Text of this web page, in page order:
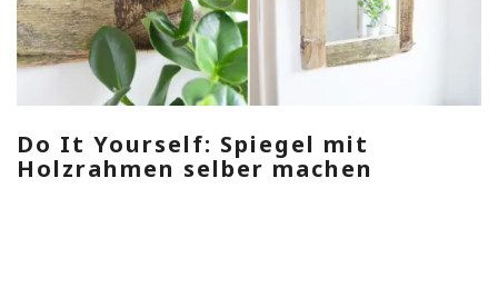
Do It Yourself: Spiegel mit
Holzrahmen selber machen